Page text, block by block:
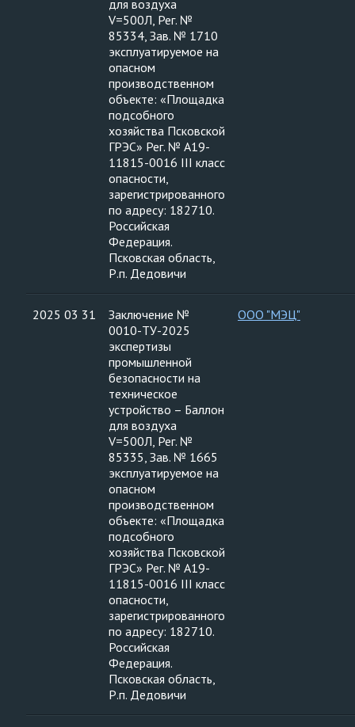
для воздуха
V=500Л, Рег. №
85334, Зав. № 1710
эксплуатируемое на
опасном
производственном
объекте: «Площадка
подсобного
хозяйства Псковской
ГРЭС» Рег. № А19-
11815-0016 III класс
опасности,
зарегистрированного
по адресу: 182710.
Российская
Федерация.
Псковская область,
Р.п. Дедовичи
2025 03 31
Заключение №
0010-ТУ-2025
экспертизы
промышленной
безопасности на
техническое
устройство – Баллон
для воздуха
V=500Л, Рег. №
85335, Зав. № 1665
эксплуатируемое на
опасном
производственном
объекте: «Площадка
подсобного
хозяйства Псковской
ГРЭС» Рег. № А19-
11815-0016 III класс
опасности,
зарегистрированного
по адресу: 182710.
Российская
Федерация.
Псковская область,
Р.п. Дедовичи
ООО "МЭЦ"